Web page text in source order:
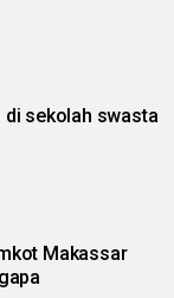
di sekolah swasta
Makassar